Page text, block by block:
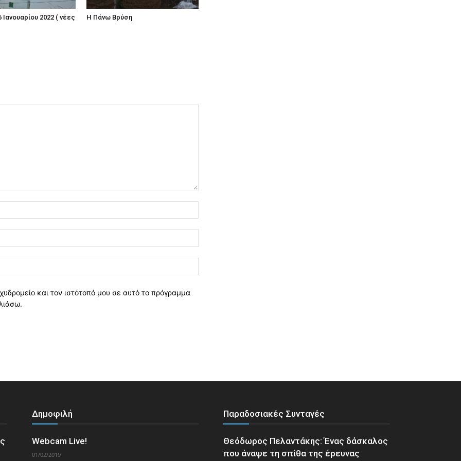
Ιανουαρίου 2022 ( νέες Η Πάνω Βρύση
και τον ιστότοπό μου σε αυτό το πρόγραμμα
Δημοφιλή
Webcam Live!
01/02/2019
Παραδοσιακές Συνταγές
Θεόδωρος Πελαντάκης: Ένας δάσκαλος
που άναψε τη σπίθα της έρευνας